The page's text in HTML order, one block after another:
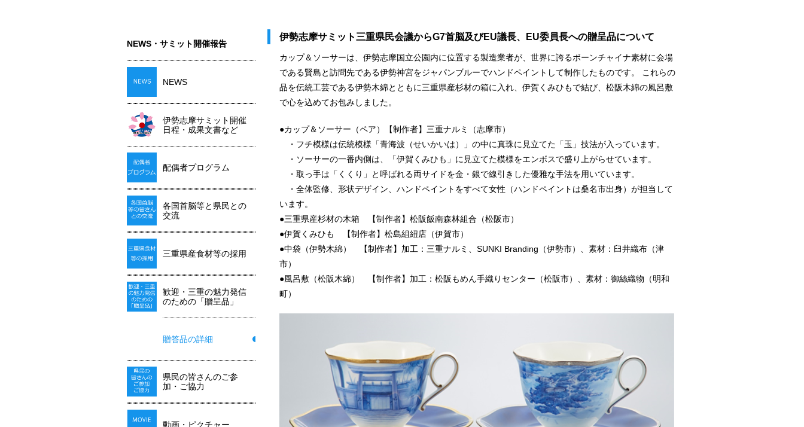
伊勢志摩サミット三重県民会議からG7首脳及びEU議長、EU委員長への贈呈品について
カップ＆ソーサーは、伊勢志摩国立公園内に位置する製造業者が、世界に誇るボーンチャイナ素材に会場
である賢島と訪問先である伊勢神宮をジャパンブルーでハンドペイントして制作したものです。 これらの
品を伝統工芸である伊勢木綿とともに三重県産杉材の箱に入れ、伊賀くみひもで結び、松阪木綿の風呂敷
で心を込めてお包みしました。
●カップ＆ソーサー（ペア）【制作者】三重ナルミ（志摩市）
・フチ模様は伝統模様「青海波（せいかいは）」の中に真珠に見立てた「玉」技法が入っています。
・ソーサーの一番内側は、「伊賀くみひも」に見立てた模様をエンボスで盛り上がらせています。
・取っ手は「くくり」と呼ばれる両サイドを金・銀で線引きした優雅な手法を用いています。
・全体監修、形状デザイン、ハンドペイントをすべて女性（ハンドペイントは桑名市出身）が担当して
います。
●三重県産杉材の木箱 【制作者】松阪飯南森林組合（松阪市）
●伊賀くみひも 【制作者】松島組紐店（伊賀市）
●中袋（伊勢木綿） 【制作者】加工：三重ナルミ、SUNKI Branding（伊勢市）、素材：臼井織布（津
市）
●風呂敷（松阪木綿） 【制作者】加工：松阪もめん手織りセンター（松阪市）、素材：御絲織物（明和
町）
NEWS・サミット開催報告
NEWS
伊勢志摩サミット開催
日程・成果文書など
配偶者プログラム
各国首脳等と県民との
交流
三重県産食材等の採用
歓迎・三重の魅力発信
のための「贈呈品」
贈答品の詳細
県民の皆さんのご参
加・ご協力
動画・ピクチャー